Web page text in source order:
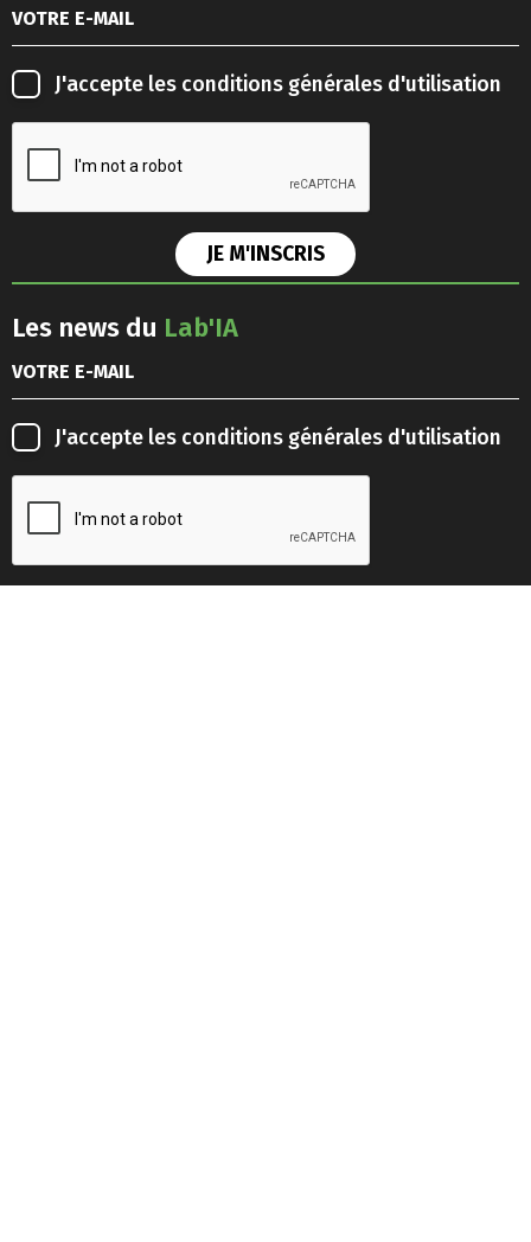
J'accepte les conditions générales d'utilisation
Les news du Lab'IA
J'accepte les conditions générales d'utilisation